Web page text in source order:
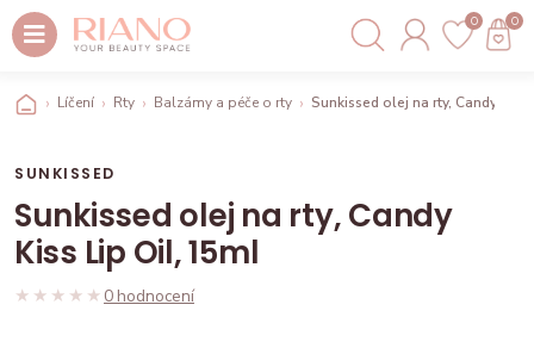
0 0
Líčení Rty Balzámy a péče o rty Sunkissed olej na rty, Candy
SUNKISSED
Sunkissed olej na rty, Candy
Kiss Lip Oil, 15ml
★★★★★
★★★★★ 0 hodnocení